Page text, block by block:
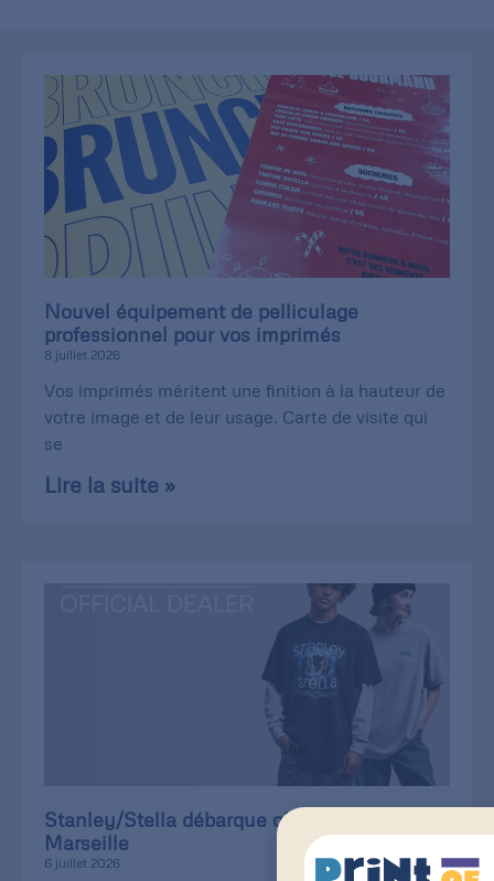
Nouvel équipement de pelliculage
professionnel pour vos imprimés
8 juillet 2026
Vos imprimés méritent une finition à la hauteur de
votre image et de leur usage. Carte de visite qui
se
Lire la suite »
Stanley/Stella débarque chez Print of
Marseille
6 juillet 2026